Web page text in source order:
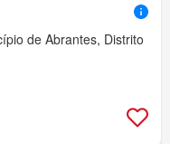
de Abrantes, Distrito